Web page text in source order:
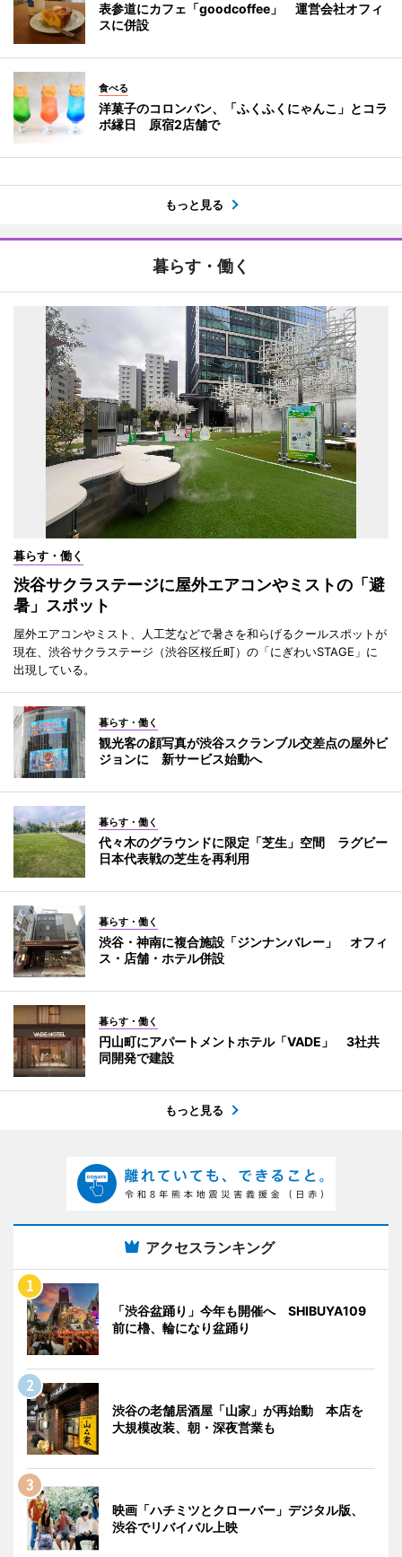
表参道にカフェ「goodcoffee」 運営会社オフィ
スに併設
食べる
洋菓子のコロンバン、「ふくふくにゃんこ」とコラ
ボ縁日 原宿2店舗で
もっと見る
暮らす・働く
暮らす・働く
渋谷サクラステージに屋外エアコンやミストの「避
暑」スポット
屋外エアコンやミスト、人工芝などで暑さを和らげるクールスポットが
現在、渋谷サクラステージ（渋谷区桜丘町）の「にぎわいSTAGE」に
出現している。
暮らす・働く
観光客の顔写真が渋谷スクランブル交差点の屋外ビ
ジョンに 新サービス始動へ
暮らす・働く
代々木のグラウンドに限定「芝生」空間 ラグビー
日本代表戦の芝生を再利用
暮らす・働く
渋谷・神南に複合施設「ジンナンバレー」 オフィ
ス・店舗・ホテル併設
暮らす・働く
円山町にアパートメントホテル「VADE」 3社共
同開発で建設
もっと見る
アクセスランキング
「渋谷盆踊り」今年も開催へ SHIBUYA109
前に櫓、輪になり盆踊り
渋谷の老舗居酒屋「山家」が再始動 本店を
大規模改装、朝・深夜営業も
映画「ハチミツとクローバー」デジタル版、
渋谷でリバイバル上映